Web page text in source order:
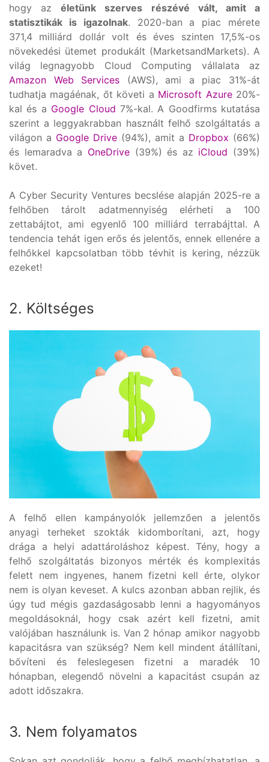
hogy azéletünk szerves részévé vált, amit a
statisztikák is igazolnak. 2020-ban a piac mérete
371,4 milliárd dollár volt és éves szinten 17,5%-os
növekedési ütemet produkált (MarketsandMarkets). A
világ legnagyobb Cloud Computing vállalata az
Amazon Web Services (AWS), ami a piac 31%-át
tudhatja magáénak, őt követi a Microsoft Azure20%-
kal és a Google Cloud 7%-kal. A Goodfirms kutatása
szerint a leggyakrabban használt felhő szolgáltatás a
világon a Google Drive (94%), amit a Dropbox (66%)
és lemaradva a OneDrive(39%) és az iCloud (39%)
követ.
A Cyber Security Ventures becslése alapján 2025-re a
felhőben tárolt adatmennyiség elérheti a 100
zettabájtot, ami egyenlő 100 milliárd terrabájttal. A
tendencia tehát igen erős és jelentős, ennek ellenére a
felhőkkel kapcsolatban több tévhit is kering, nézzük
ezeket!
2. Költséges
A felhő ellen kampányolók jellemzően a jelentős
anyagi terheket szokták kidomborítani, azt, hogy
drága a helyi adattároláshoz képest. Tény, hogy a
felhő szolgáltatás bizonyos mérték és komplexitás
felett nem ingyenes, hanem fizetni kell érte, olykor
nem is olyan keveset. A kulcs azonban abban rejlik, és
úgy tud mégis gazdaságosabb lenni a hagyományos
megoldásoknál, hogy csak azért kell fizetni, amit
valójában használunk is. Van 2 hónap amikor nagyobb
kapacitásra van szükség? Nem kell mindent átállítani,
bővíteni és feleslegesen fizetni a maradék 10
hónapban, elegendő növelni a kapacitást csupán az
adott időszakra.
3. Nem folyamatos